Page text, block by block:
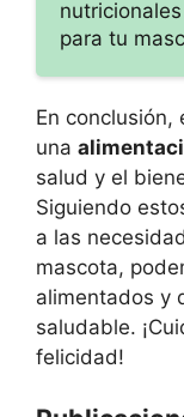
para tu
En conclusión,
una
salud y el
Siguiendo
a las
mascota,
alimentados y
saludable.
felicidad!